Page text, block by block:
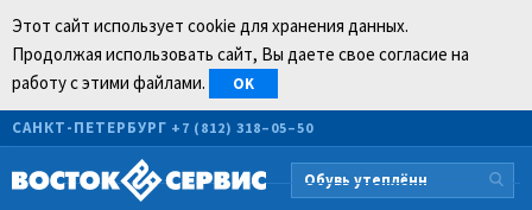
Этот сайт использует cookie для хранения данных.
Продолжая использовать сайт, Вы даете свое согласие на
работу с этими файлами.
OK
САНКТ-ПЕТЕРБУРГ +7 (812) 318–05–50